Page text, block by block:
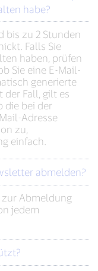
habe?
bis zu 2 Stunden
Falls Sie
haben, prüfen
Sie eine E-Mail-
generierte
Fall, gilt es
die bei der
Adresse
zu,
einfach.
abmelden?
Abmeldung
jedem